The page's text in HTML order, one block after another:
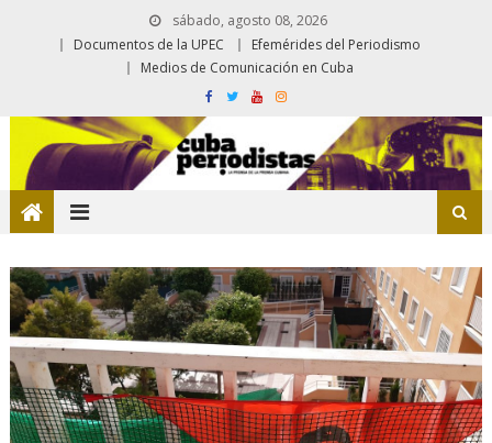
sábado, agosto 08, 2026
Documentos de la UPEC
Efemérides del Periodismo
Medios de Comunicación en Cuba